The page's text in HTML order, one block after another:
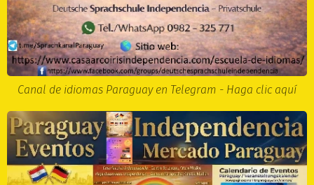
Canal de idiomas Paraguay en Telegram - Haga clic aquí